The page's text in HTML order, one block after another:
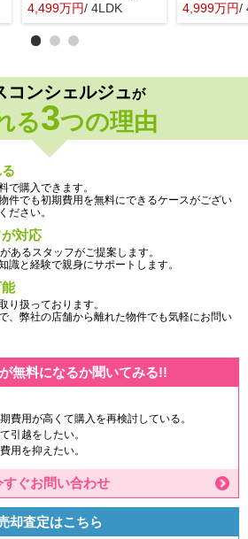
4,499万円/ 4LDK 4,999万円/
コンシェルジュが
る3つの理由
で購入できます。
件でも初期費用を無料にできるケースがござい
ださい。
対応
あるスタッフがご提案します。
識と経験で親身にサポートします。
り扱っております。
、弊社の店舗から離れた物件でも気軽にお問い
無料になるか聞いてみる!!
費用が高くて購入を再検討している。
引越をしたい。
用を抑えたい。
すぐお問い合わせ
却査定はこちら